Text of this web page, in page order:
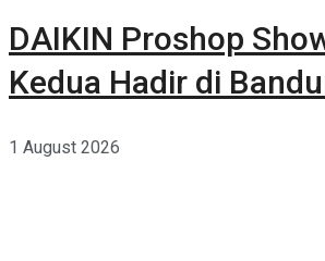
DAIKIN Proshop
Kedua Hadir di
1 August 2026